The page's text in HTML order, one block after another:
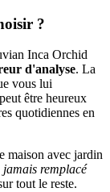
?
Inca Orchid
d'analyse. La
vous lui
être heureux
quotidiennes en
maison avec jardin
remplacé
tout le reste.